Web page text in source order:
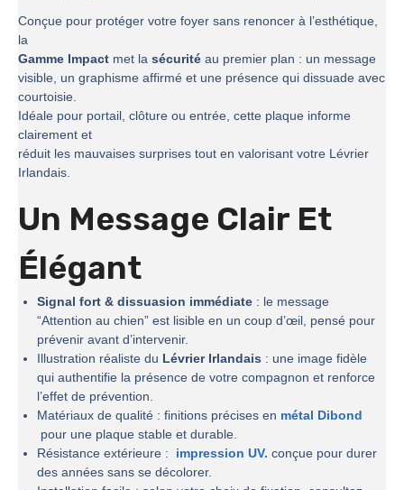
Conçue pour protéger votre foyer sans renoncer à l’esthétique,
la
Gamme Impact met la sécurité au premier plan : un message
visible, un graphisme affirmé et une présence qui dissuade avec
courtoisie.
Idéale pour portail, clôture ou entrée, cette plaque informe
clairement et
réduit les mauvaises surprises tout en valorisant votre Lévrier
Irlandais.
Un Message Clair Et
Élégant
Signal fort & dissuasion immédiate : le message
“Attention au chien” est lisible en un coup d’œil, pensé pour
prévenir avant d’intervenir.
Illustration réaliste du Lévrier Irlandais : une image fidèle
qui authentifie la présence de votre compagnon et renforce
l’effet de prévention.
Matériaux de qualité : finitions précises en métal Dibond
pour une plaque stable et durable.
Résistance extérieure :
impression UV. conçue pour durer
des années sans se décolorer.